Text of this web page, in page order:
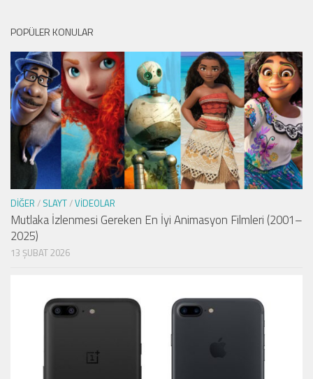
POPÜLER KONULAR
DIĞER / SLAYT/VIDEOLAR
Mutlaka İzlenmesi Gereken En İyi Animasyon Filmleri (2001–
2025)
13 ŞUBAT 2026